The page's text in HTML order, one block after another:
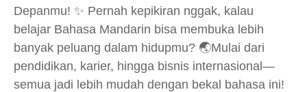
Depanmu! ✨ Pernah kepikiran nggak, kalau
belajar Bahasa Mandarin bisa membuka lebih
banyak peluang dalam hidupmu? 🌏Mulai dari
pendidikan, karier, hingga bisnis internasional—
semua jadi lebih mudah dengan bekal bahasa ini!